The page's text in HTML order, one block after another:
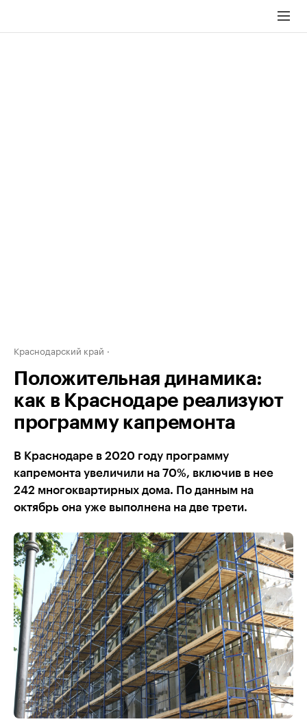
Краснодарский край
Положительная динамика:
как в Краснодаре реализуют
программу капремонта
В Краснодаре в 2020 году программу
капремонта увеличили на 70%, включив в нее
242 многоквартирных дома. По данным на
октябрь она уже выполнена на две трети.